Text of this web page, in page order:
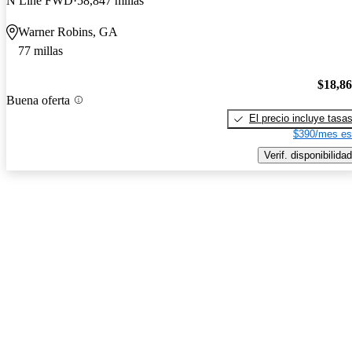
Warner Robins, GA
77 millas
Buena oferta
El precio incluye tasas
$390/mes
Verif. disponibilidad